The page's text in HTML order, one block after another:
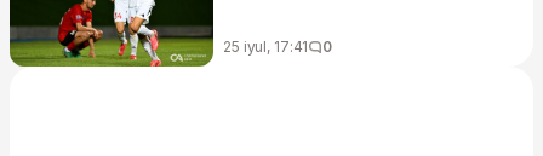
25 iyul, 17:41 0